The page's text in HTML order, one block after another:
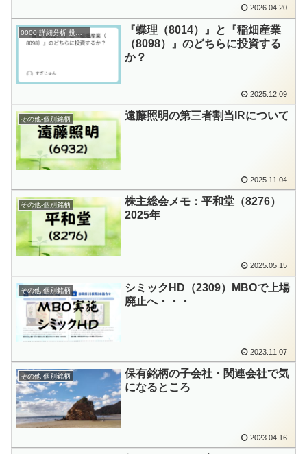
2026.04.20
0000 詳細分析 投資メモ
『蝶理（8014）』と『稲畑産業
（8098）』のどちらに投資する
か？
2025.12.09
その他-個別銘柄 遠藤照明の第三者割当IRについて
2025.11.04
その他-個別銘柄
株主総会メモ：平和堂（8276）
2025年
2025.05.15
その他-個別銘柄
シミックHD（2309）MBOで上場
廃止へ・・・
2023.11.07
その他-個別銘柄
保有銘柄の子会社・関連会社で気
になるところ
2023.04.16